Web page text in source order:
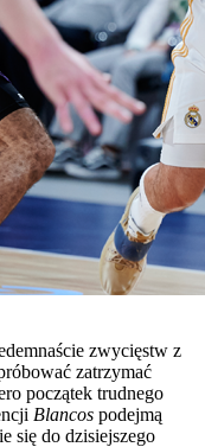
zwycięstw z
zatrzymać
początek trudnego
Blancos podejmą
się do dzisiejszego